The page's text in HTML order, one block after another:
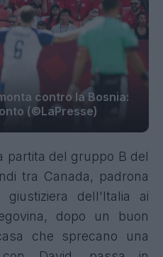
contro la Bosnia:
(©LaPresse)
partita del gruppo B del
tra Canada, padrona
dell'Italia ai
dopo un buon
che sprecano una